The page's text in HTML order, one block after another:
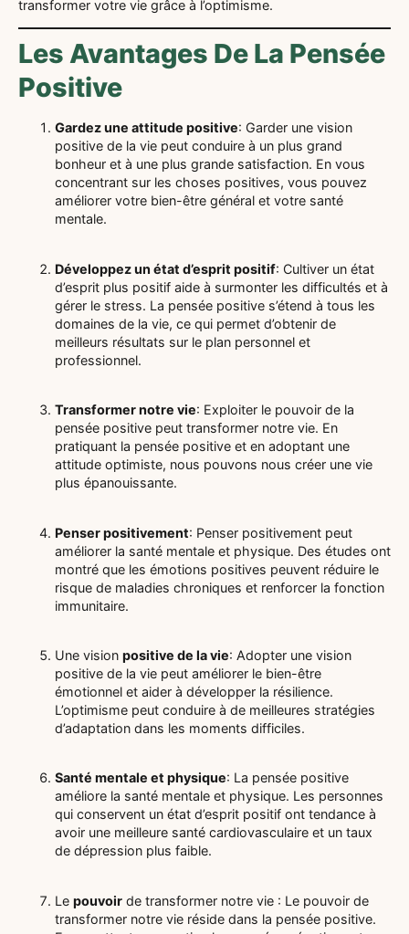
transformer votre vie grâce à l’optimisme.
Les Avantages De La Pensée
Positive
Gardez une attitude positive: Garder une vision
positive de la vie peut conduire à un plus grand
bonheur et à une plus grande satisfaction. En vous
concentrant sur les choses positives, vous pouvez
améliorer votre bien-être général et votre santé
mentale.
Développez un état d’esprit positif: Cultiver un état
d’esprit plus positif aide à surmonter les difficultés et à
gérer le stress. La pensée positive s’étend à tous les
domaines de la vie, ce qui permet d’obtenir de
meilleurs résultats sur le plan personnel et
professionnel.
Transformer notre vie: Exploiter le pouvoir de la
pensée positive peut transformer notre vie. En
pratiquant la pensée positive et en adoptant une
attitude optimiste, nous pouvons nous créer une vie
plus épanouissante.
Penser positivement: Penser positivement peut
améliorer la santé mentale et physique. Des études ont
montré que les émotions positives peuvent réduire le
risque de maladies chroniques et renforcer la fonction
immunitaire.
Une vision positive de la vie: Adopter une vision
positive de la vie peut améliorer le bien-être
émotionnel et aider à développer la résilience.
L’optimisme peut conduire à de meilleures stratégies
d’adaptation dans les moments difficiles.
Santé mentale et physique: La pensée positive
améliore la santé mentale et physique. Les personnes
qui conservent un état d’esprit positif ont tendance à
avoir une meilleure santé cardiovasculaire et un taux
de dépression plus faible.
Le pouvoir de transformer notre vie : Le pouvoir de
transformer notre vie réside dans la pensée positive.